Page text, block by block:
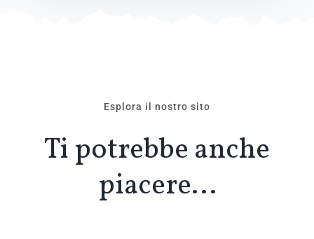
Esplora il nostro sito
Ti potrebbe anche
piacere…